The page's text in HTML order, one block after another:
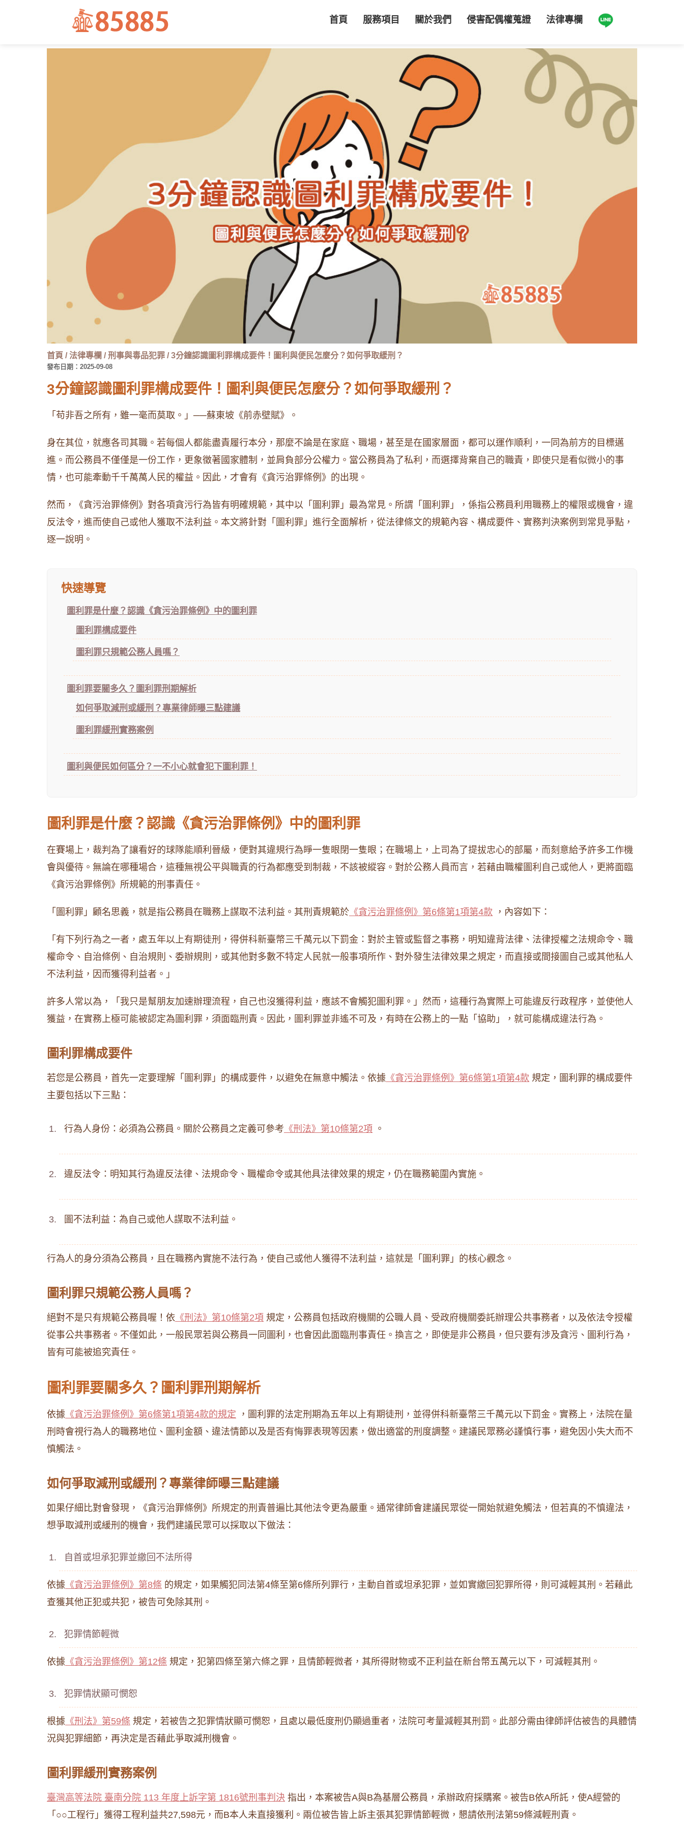
首頁 服務項目 關於我們 侵害配偶權蒐證 法律專欄
首頁 /法律專欄 /刑事與毒品犯罪 /3分鐘認識圖利罪構成要件！圖利與便民怎麼分？如何爭取緩刑？
發布日期：2025-09-08
3分鐘認識圖利罪構成要件！圖利與便民怎麼分？如何爭取緩刑？
「苟非吾之所有，雖一毫而莫取。」──蘇東坡《前赤壁賦》。
身在其位，就應各司其職。若每個人都能盡責履行本分，那麼不論是在家庭、職場，甚至是在國家層面，都可以運作順利，一同為前方的目標邁
進。而公務員不僅僅是一份工作，更象徵著國家體制，並肩負部分公權力。當公務員為了私利，而選擇背棄自己的職責，即使只是看似微小的事
情，也可能牽動千千萬萬人民的權益。因此，才會有《貪污治罪條例》的出現。
然而，《貪污治罪條例》對各項貪污行為皆有明確規範，其中以「圖利罪」最為常見。所謂「圖利罪」，係指公務員利用職務上的權限或機會，違
反法令，進而使自己或他人獲取不法利益。本文將針對「圖利罪」進行全面解析，從法律條文的規範內容、構成要件、實務判決案例到常見爭點，
逐一說明。
快速導覽
圖利罪是什麼？認識《貪污治罪條例》中的圖利罪
圖利罪構成要件
圖利罪只規範公務人員嗎？
圖利罪要關多久？圖利罪刑期解析
如何爭取減刑或緩刑？專業律師曝三點建議
圖利罪緩刑實務案例
圖利與便民如何區分？一不小心就會犯下圖利罪！
圖利罪是什麼？認識《貪污治罪條例》中的圖利罪
在賽場上，裁判為了讓看好的球隊能順利晉級，便對其違規行為睜一隻眼閉一隻眼；在職場上，上司為了提拔忠心的部屬，而刻意給予許多工作機
會與優待。無論在哪種場合，這種無視公平與職責的行為都應受到制裁，不該被縱容。對於公務人員而言，若藉由職權圖利自己或他人，更將面臨
《貪污治罪條例》所規範的刑事責任。
「圖利罪」顧名思義，就是指公務員在職務上謀取不法利益。其刑責規範於 《貪污治罪條例》第6條第1項第4款 ，內容如下：
「有下列行為之一者，處五年以上有期徒刑，得併科新臺幣三千萬元以下罰金：對於主管或監督之事務，明知違背法律、法律授權之法規命令、職
權命令、自治條例、自治規則、委辦規則，或其他對多數不特定人民就一般事項所作、對外發生法律效果之規定，而直接或間接圖自己或其他私人
不法利益，因而獲得利益者。」
許多人常以為，「我只是幫朋友加速辦理流程，自己也沒獲得利益，應該不會觸犯圖利罪。」然而，這種行為實際上可能違反行政程序，並使他人
獲益，在實務上極可能被認定為圖利罪，須面臨刑責。因此，圖利罪並非遙不可及，有時在公務上的一點「協助」，就可能構成違法行為。
圖利罪構成要件
若您是公務員，首先一定要理解「圖利罪」的構成要件，以避免在無意中觸法。依據 《貪污治罪條例》第6條第1項第4款 規定，圖利罪的構成要件
主要包括以下三點：
行為人身份：必須為公務員。關於公務員之定義可參考 《刑法》第10條第2項 。
違反法令：明知其行為違反法律、法規命令、職權命令或其他具法律效果的規定，仍在職務範圍內實施。
圖不法利益：為自己或他人謀取不法利益。
行為人的身分須為公務員，且在職務內實施不法行為，使自己或他人獲得不法利益，這就是「圖利罪」的核心觀念。
圖利罪只規範公務人員嗎？
絕對不是只有規範公務員喔！依 《刑法》第10條第2項 規定，公務員包括政府機關的公職人員、受政府機關委託辦理公共事務者，以及依法令授權
從事公共事務者。不僅如此，一般民眾若與公務員一同圖利，也會因此面臨刑事責任。換言之，即使是非公務員，但只要有涉及貪污、圖利行為，
皆有可能被追究責任。
圖利罪要關多久？圖利罪刑期解析
依據 《貪污治罪條例》第6條第1項第4款的規定 ，圖利罪的法定刑期為五年以上有期徒刑，並得併科新臺幣三千萬元以下罰金。實務上，法院在量
刑時會視行為人的職務地位、圖利金額、違法情節以及是否有悔罪表現等因素，做出適當的刑度調整。建議民眾務必謹慎行事，避免因小失大而不
慎觸法。
如何爭取減刑或緩刑？專業律師曝三點建議
如果仔細比對會發現，《貪污治罪條例》所規定的刑責普遍比其他法令更為嚴重。通常律師會建議民眾從一開始就避免觸法，但若真的不慎違法，
想爭取減刑或緩刑的機會，我們建議民眾可以採取以下做法：
自首或坦承犯罪並繳回不法所得
依據 《貪污治罪條例》第8條 的規定，如果觸犯同法第4條至第6條所列罪行，主動自首或坦承犯罪，並如實繳回犯罪所得，則可減輕其刑。若藉此
查獲其他正犯或共犯，被告可免除其刑。
犯罪情節輕微
依據 《貪污治罪條例》第12條 規定，犯第四條至第六條之罪，且情節輕微者，其所得財物或不正利益在新台幣五萬元以下，可減輕其刑。
犯罪情狀顯可憫恕
根據 《刑法》第59條 規定，若被告之犯罪情狀顯可憫恕，且處以最低度刑仍顯過重者，法院可考量減輕其刑罰。此部分需由律師評估被告的具體情
況與犯罪細節，再決定是否藉此爭取減刑機會。
圖利罪緩刑實務案例
臺灣高等法院 臺南分院 113 年度上訴字第 1816號刑事判決 指出，本案被告A與B為基層公務員，承辦政府採購案。被告B依A所託，使A經營的
「○○工程行」獲得工程利益共27,598元，而B本人未直接獲利。兩位被告皆上訴主張其犯罪情節輕微，懇請依刑法第59條減輕刑責。